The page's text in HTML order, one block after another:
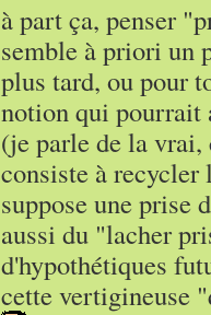
à part ça, penser
semble à priori un
plus tard, ou pour
notion qui pourrait
(je parle de la vrai,
consiste à
suppose une prise
aussi du "lacher
d'hypothétiques
cette vertigineuse